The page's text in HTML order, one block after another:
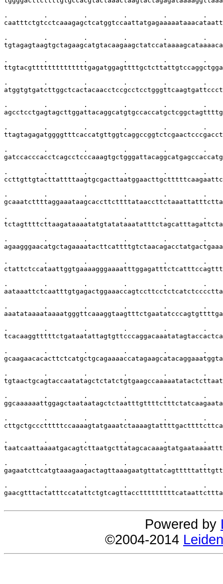
.         .         .         .         .         .
.         .         .         .         .         .
.         .         .         .         .         .
.         .         .         .         .         .
.         .         .         .         .         .
.         .         .         .         .         .
.         .         .         .         .         .
.         .         .         .         .         .
.         .         .         .         .         .
.         .         .         .         .         .
.         .         .         .         .         .
.         .         .         .         .         .
.         .         .         .         .         .
.         .         .         .         .         .
.         .         .         .         .         .
.         .         .         .         .         .
.         .         .         .         .         .
.         .         .         .         .         .
.         .         .         .         .         .
.         .         .         .         .         .
.         .         .         .         .         .
.         .         .         .         .         .
Powered by
©2004-2014